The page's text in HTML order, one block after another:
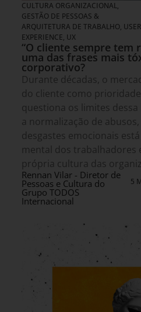
CULTURA ORGANIZACIONAL,
GESTÃO DE PESSOAS &
ARQUITETURA DE TRABALHO, USER
EXPERIENCE, UX
“O cliente sempre tem
uma das frases mais
corporativo?
Durante décadas, o
do cliente como
questiona os limites
a normalização de
desgastes emocionais
mental dos trabalhadores
própria cultura das
Rennan Vilar - Diretor de
Pessoas e Cultura do
Grupo TODOS
Internacional
5